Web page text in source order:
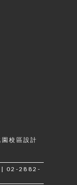
校區設計
| 02-2882-